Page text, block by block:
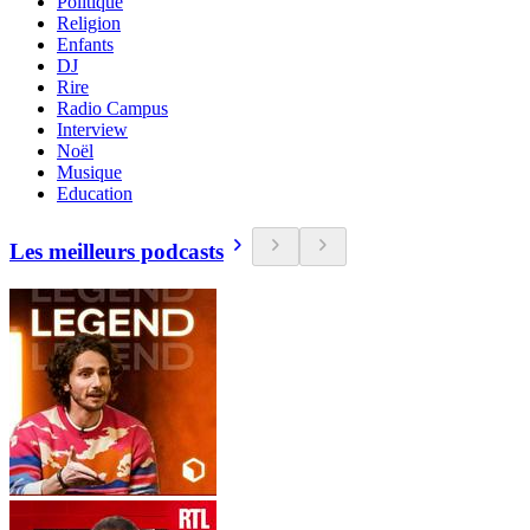
Religion
Enfants
DJ
Rire
Radio Campus
Interview
Noël
Musique
Education
Les meilleurs podcasts